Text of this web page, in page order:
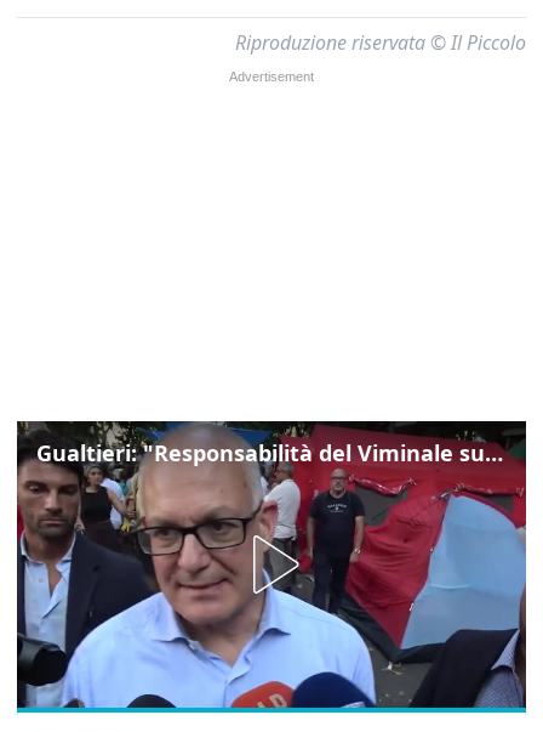
Riproduzione riservata © Il Piccolo
Gualtieri: "Responsabilità del Viminale su Spin Time? La posizione dei partiti è nota"